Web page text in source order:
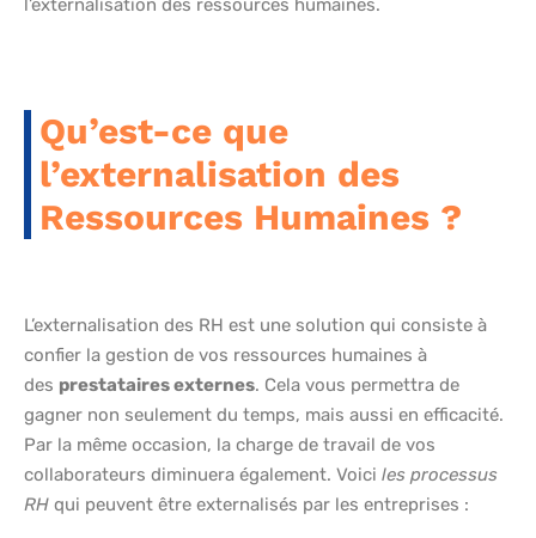
l’externalisation des ressources humaines.
Qu’est-ce que
l’externalisation des
Ressources Humaines ?
L’externalisation des RH est une solution qui consiste à
confier la gestion de vos ressources humaines à
des prestataires externes. Cela vous permettra de
gagner non seulement du temps, mais aussi en efficacité.
Par la même occasion, la charge de travail de vos
collaborateurs diminuera également. Voici les processus
RH qui peuvent être externalisés par les entreprises :